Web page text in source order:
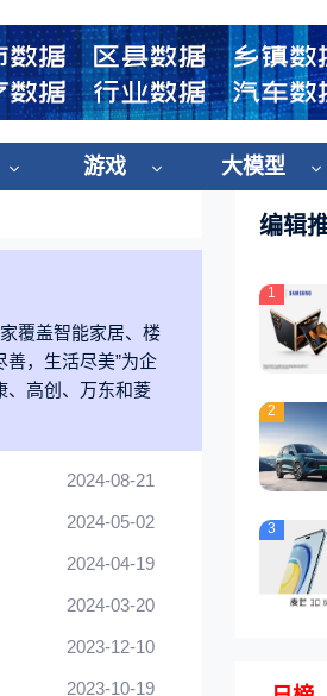
游戏 大模型
覆盖智能家居、楼
，生活尽美”为企
、高创、万东和菱
2024-08-21
2024-05-02
2024-04-19
2024-03-20
2023-12-10
2023-10-19
编辑
1
2
3